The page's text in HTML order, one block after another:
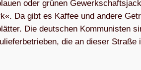
oder grü­nen
Da gibt es Kaf­fee und andere
Die deut­schen Kom­munis­ten
die an die­ser Straße